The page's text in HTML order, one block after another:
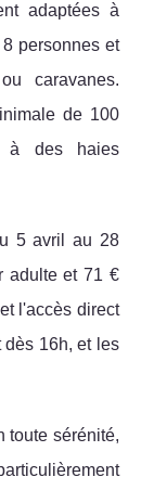
adaptées à
personnes et
caravanes.
de 100
à des haies
5 avril au 28
adulte et 71 €
l'accès direct
dès 16h, et les
toute sérénité,